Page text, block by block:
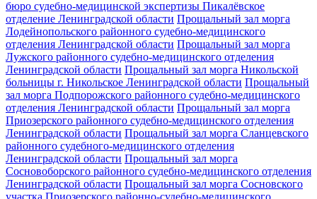
бюро судебно-медицинской экспертизы Пикалёвское
отделение Ленинградской области Прощальный зал морга
Лодейнопольского районного судебно-медицинского
отделения Ленинградской области Прощальный зал морга
Лужского районного судебно-медицинского отделения
Ленинградской области Прощальный зал морга Никольской
больницы г. Никольское Ленинградской области Прощальный
зал морга Подпорожского районного судебно-медицинского
отделения Ленинградской области Прощальный зал морга
Приозерского районного судебно-медицинского отделения
Ленинградской области Прощальный зал морга Сланцевского
районного судебного-медицинского отделения
Ленинградской области Прощальный зал морга
Сосновоборского районного судебно-медицинского отделения
Ленинградской области Прощальный зал морга Сосновского
участка Приозерского районно-судебно-медицинского